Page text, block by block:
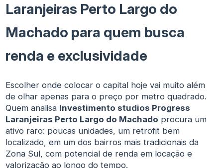
Laranjeiras Perto Largo do
Machado para quem busca
renda e exclusividade
Escolher onde colocar o capital hoje vai muito além
de olhar apenas para o preço por metro quadrado.
Quem analisa Investimento studios Progress
Laranjeiras Perto Largo do Machado procura um
ativo raro: poucas unidades, um retrofit bem
localizado, em um dos bairros mais tradicionais da
Zona Sul, com potencial de renda em locação e
valorização ao longo do tempo.